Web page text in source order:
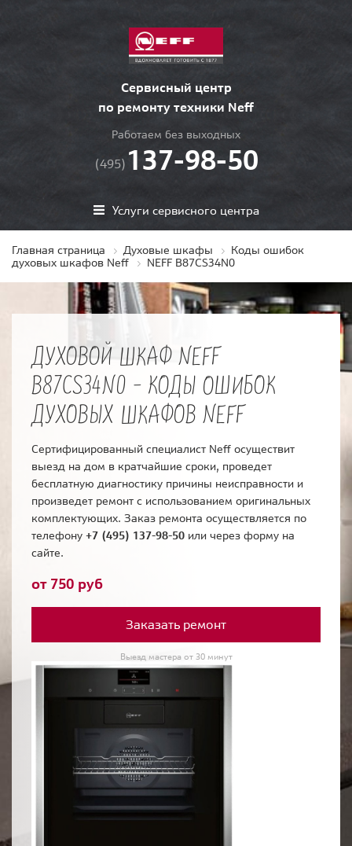
Сервисный центр
по ремонту техники Neff
Работаем без выходных
(495) 137-98-50
Услуги сервисного центра
Главная страница Духовые шкафы
Коды ошибок
духовых шкафов Neff
NEFF B87CS34N0
ДУХОВОЙ ШКАФ NEFF
B87CS34N0 - КОДЫ ОШИБОК
ДУХОВЫХ ШКАФОВ NEFF
Сертифицированный специалист Neff осуществит
выезд на дом в кратчайшие сроки, проведет
бесплатную диагностику причины неисправности и
произведет ремонт с использованием оригинальных
комплектующих. Заказ ремонта осуществляется по
телефону +7 (495) 137-98-50 или через форму на
сайте.
от 750 руб
Заказать ремонт
Выезд мастера от 30 минут